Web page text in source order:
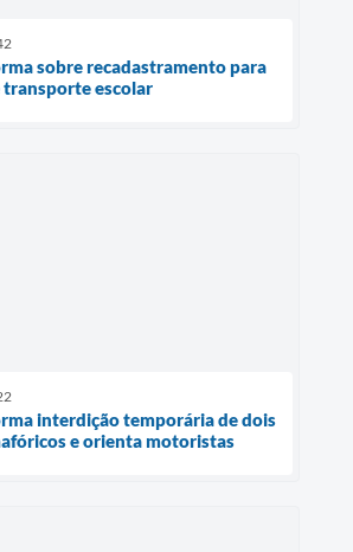
sobre recadastramento para
escolar
interdição temporária de dois
e orienta motoristas